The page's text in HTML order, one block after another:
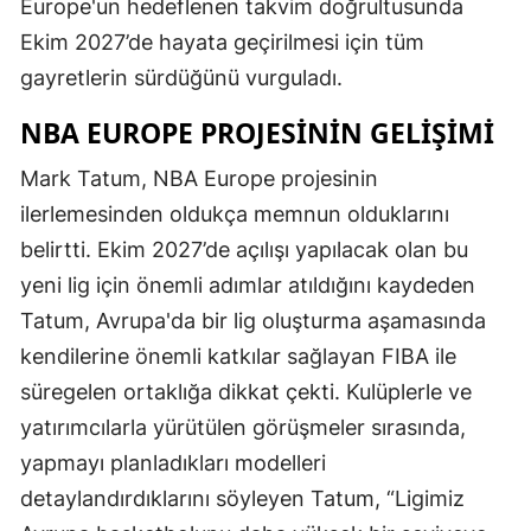
Europe'un hedeflenen takvim doğrultusunda
Ekim 2027’de hayata geçirilmesi için tüm
gayretlerin sürdüğünü vurguladı.
NBA EUROPE PROJESININ GELIŞIMI
Mark Tatum, NBA Europe projesinin
ilerlemesinden oldukça memnun olduklarını
belirtti. Ekim 2027’de açılışı yapılacak olan bu
yeni lig için önemli adımlar atıldığını kaydeden
Tatum, Avrupa'da bir lig oluşturma aşamasında
kendilerine önemli katkılar sağlayan FIBA ile
süregelen ortaklığa dikkat çekti. Kulüplerle ve
yatırımcılarla yürütülen görüşmeler sırasında,
yapmayı planladıkları modelleri
detaylandırdıklarını söyleyen Tatum, “Ligimiz